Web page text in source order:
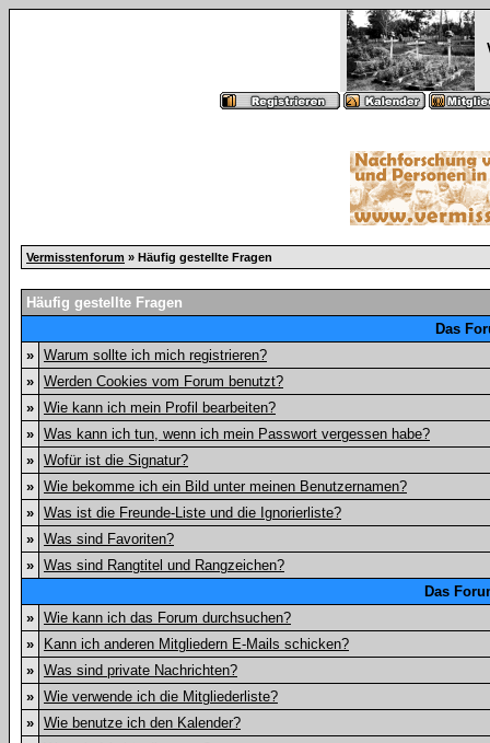
Vermisstenforum » Häufig gestellte Fragen
Häufig gestellte Fragen
Das
» Warum sollte ich mich registrieren?
» Werden Cookies vom Forum benutzt?
» Wie kann ich mein Profil bearbeiten?
» Was kann ich tun, wenn ich mein Passwort vergessen habe?
» Wofür ist die Signatur?
» Wie bekomme ich ein Bild unter meinen Benutzernamen?
» Was ist die Freunde-Liste und die Ignorierliste?
» Was sind Favoriten?
» Was sind Rangtitel und Rangzeichen?
Das
» Wie kann ich das Forum durchsuchen?
»
Kann ich anderen Mitgliedern E-Mails schicken?
» Was sind private Nachrichten?
» Wie verwende ich die Mitgliederliste?
» Wie benutze ich den Kalender?